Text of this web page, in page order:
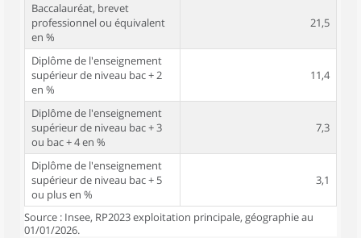
Baccalauréat, brevet
professionnel ou équivalent
en %
21,5
Diplôme de l'enseignement
supérieur de niveau bac + 2
en %
11,4
Diplôme de l'enseignement
supérieur de niveau bac + 3
ou bac + 4 en %
7,3
Diplôme de l'enseignement
supérieur de niveau bac + 5
ou plus en %
3,1
Source : Insee, RP2023 exploitation principale, géographie au
01/01/2026.